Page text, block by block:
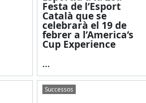
Festa de l’Esport
Català que se
celebrarà el 19 de
febrer a l’America’s
Cup Experience
...
Successos